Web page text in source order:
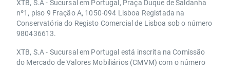
XTB, S.A - Sucursal em Portugal, Praça Duque de Saldanha
nº1, piso 9 Fração A, 1050-094 Lisboa Registada na
Conservatória do Registo Comercial de Lisboa sob o número
980436613.
XTB, S.A - Sucursal em Portugal está inscrita na Comissão
do Mercado de Valores Mobiliários (CMVM) com o número